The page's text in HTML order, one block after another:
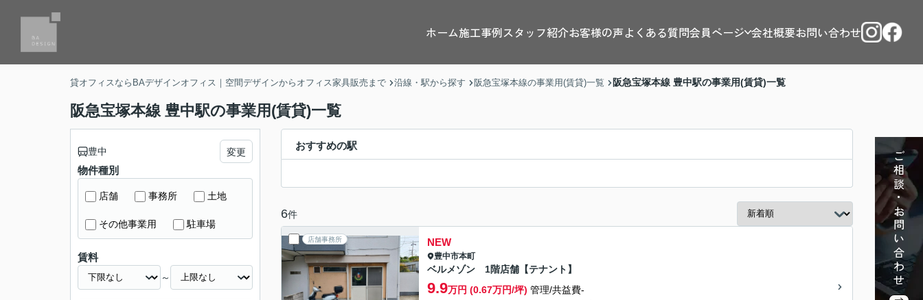
ホーム施工事例スタッフ紹介お客様の声よくある質問会員ページ 会社概要お問い合わせ
ご相談・お問い合わせ
貸オフィスならBAデザインオフィス｜空間デザインからオフィス家具販売まで 沿線・駅から探す 阪急宝塚本線の事業用(賃貸)一覧 阪急宝塚本線 豊中駅の事業用(賃貸)一覧
阪急宝塚本線 豊中駅の事業用(賃貸)一覧
おすすめの駅
6件
店舗事務所 NEW
豊中市本町
ベルメゾン 1階店舗【テナント】
9.9万円 (0.67万円/坪) 管理/共益費-
豊中 変更
物件種別
店舗 事務所 土地
その他事業用 駐車場
賃料
～